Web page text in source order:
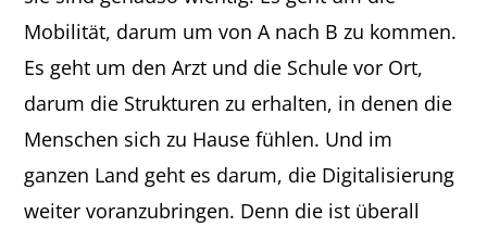
Mobilität, darum um von A nach B zu kommen.
Es geht um den Arzt und die Schule vor Ort,
darum die Strukturen zu erhalten, in denen die
Menschen sich zu Hause fühlen. Und im
ganzen Land geht es darum, die Digitalisierung
weiter voranzubringen. Denn die ist überall